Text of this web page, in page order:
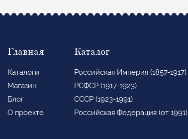
Главная
Каталоги
Магазин
Блог
О проекте
Каталог
Российская Империя (1857-1917)
РСФСР (1917-1923)
СССР (1923-1991)
Российская Федерация (от 1991)